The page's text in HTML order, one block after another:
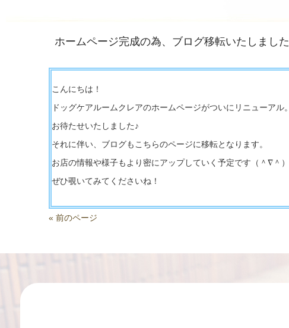
ホームページ完成の為、ブログ移転いたしました
こんにちは！
ドッグケアルームクレアのホームページがついにリニューアル。
お待たせいたしました♪
それに伴い、ブログもこちらのページに移転となります。
お店の情報や様子もより密にアップしていく予定です（＾∇＾）
ぜひ覗いてみてくださいね！
« 前のページ